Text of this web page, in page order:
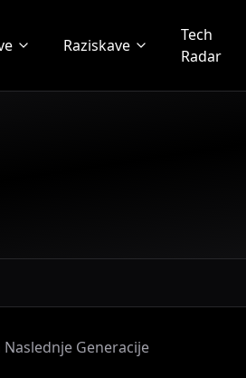
Raziskave
Tech
Radar
Generacije